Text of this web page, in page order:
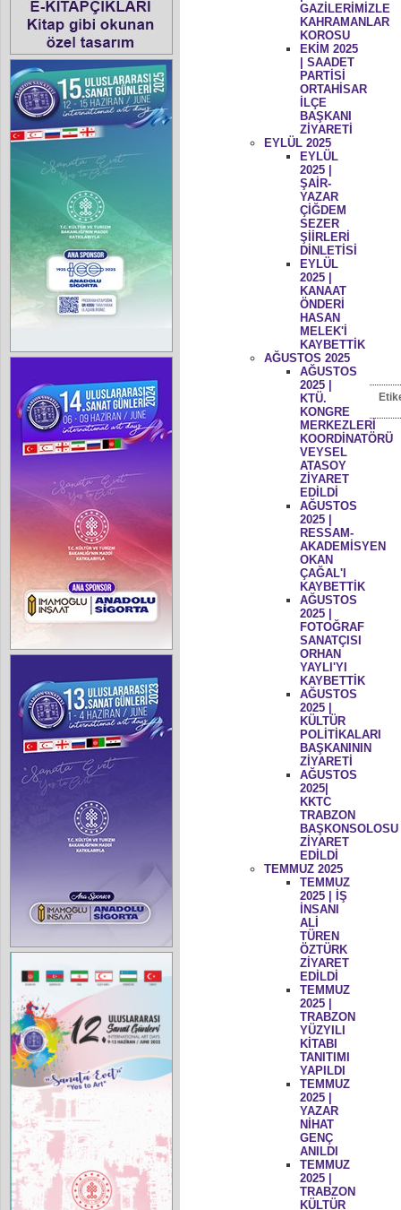
GAZİLERİMİZLE
KAHRAMANLAR
KOROSU
EKİM 2025
| SAADET
PARTİSİ
ORTAHİSAR
İLÇE
BAŞKANI
ZİYARETİ
EYLÜL 2025
EYLÜL
2025 |
ŞAİR-
YAZAR
ÇİĞDEM
SEZER
ŞİİRLERİ
DİNLETİSİ
EYLÜL
2025 |
KANAAT
ÖNDERİ
HASAN
MELEK'İ
KAYBETTİK
AĞUSTOS 2025
AĞUSTOS
2025 |
KTÜ.
KONGRE
MERKEZLERİ
KOORDİNATÖRÜ
VEYSEL
ATASOY
ZİYARET
EDİLDİ
AĞUSTOS
2025 |
RESSAM-
AKADEMİSYEN
OKAN
ÇAĞAL'I
KAYBETTİK
AĞUSTOS
2025 |
FOTOĞRAF
SANATÇISI
ORHAN
YAYLI'YI
KAYBETTİK
AĞUSTOS
2025 |
KÜLTÜR
POLİTİKALARI
BAŞKANININ
ZİYARETİ
AĞUSTOS
2025|
KKTC
TRABZON
BAŞKONSOLOSU
ZİYARET
EDİLDİ
TEMMUZ 2025
TEMMUZ
2025 | İŞ
İNSANI
ALİ
TÜREN
ÖZTÜRK
ZİYARET
EDİLDİ
TEMMUZ
2025 |
TRABZON
YÜZYILI
KİTABI
TANITIMI
YAPILDI
TEMMUZ
2025 |
YAZAR
NİHAT
GENÇ
ANILDI
TEMMUZ
2025 |
TRABZON
KÜLTÜR